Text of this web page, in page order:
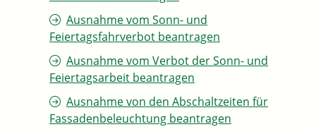
Ausnahme vom Sonn- und
Feiertagsfahrverbot beantragen
Ausnahme vom Verbot der Sonn- und
Feiertagsarbeit beantragen
Ausnahme von den Abschaltzeiten für
Fassadenbeleuchtung beantragen